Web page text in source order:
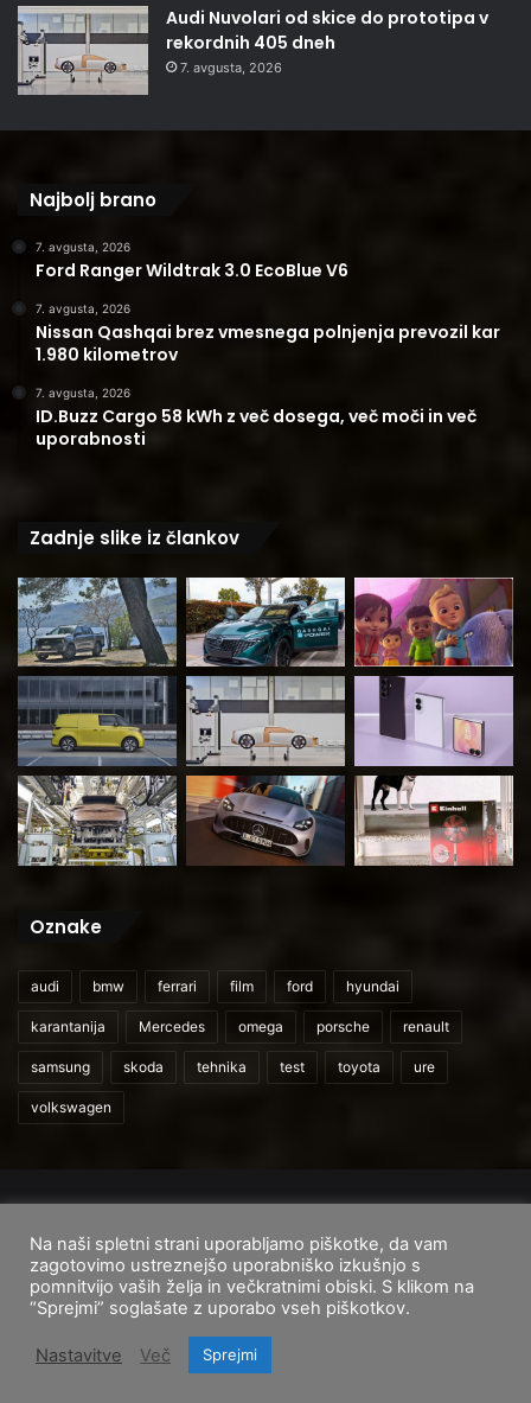
Audi Nuvolari od skice do prototipa v
rekordnih 405 dneh
7. avgusta, 2026
Najbolj brano
7. avgusta, 2026
Ford Ranger Wildtrak 3.0 EcoBlue V6
7. avgusta, 2026
Nissan Qashqai brez vmesnega polnjenja prevozil kar
1.980 kilometrov
7. avgusta, 2026
ID.Buzz Cargo 58 kWh z več dosega, več moči in več
uporabnosti
Zadnje slike iz člankov
Oznake
audi bmw ferrari film ford hyundai
karantanija Mercedes omega porsche renault
samsung skoda tehnika test toyota ure
volkswagen
Domov
O nas Cenik storitev Pogoji uporabe
FacebookInstagram
TikTok
Na naši spletni strani uporabljamo piškotke, da vam
zagotovimo ustreznejšo uporabniško izkušnjo s
pomnitvijo vaših želja in večkratnimi obiski. S klikom na
“Sprejmi” soglašate z uporabo vseh piškotkov.
Nastavitve Več Sprejmi